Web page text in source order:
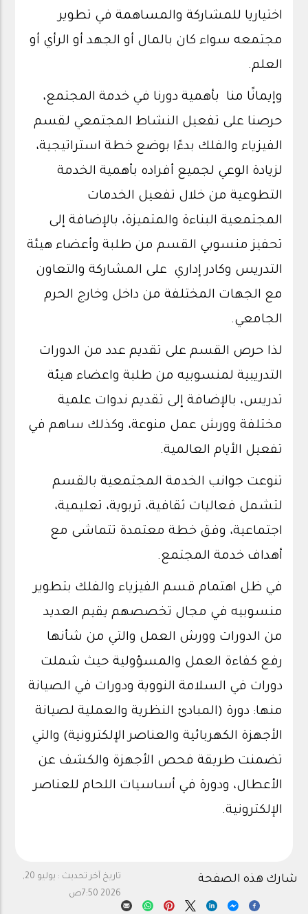
اختياريا للمشاركة والمساهمة في تطوير
مجتمعه سواء كان بالمال أو الجهد أو الرأي أو
العلم.
وإيمانًا منا بأهمية دورنا في خدمة المجتمع،
حرصنا على تفعيل النشاط المجتمعي لقسم
الفيزياء والفلك بدءًا بوضع خطة استراتيجية،
لزيادة الوعي لجميع أفراده بأهمية الخدمة
التطوعية من خلال تفعيل الخدمات
المجتمعية البناءة والمتميزة، بالإضافة إلى
تحفيز منسوبي القسم من طلبة وأعضاء هيئة
التدريس وكادر إداري على المشاركة والتعاون
مع الجهات المختلفة من داخل وخارج الحرم
الجامعي.
لذا حرص القسم على تقديم عدد من الدورات
التدريبية لمنسوبيه من طلبة واعضاء هيئة
تدريس، بالإضافة إلى تقديم ندوات علمية
مختلفة وورش عمل منوعة، وكذلك ساهم في
تفعيل الأيام العالمية.
تنوعت جوانب الخدمة المجتمعية بالقسم
لتشمل فعاليات ثقافية، تربوية، تعليمية،
اجتماعية، وفق خطة معتمدة تتماشى مع
أهداف خدمة المجتمع.
في ظل اهتمام قسم الفيزياء والفلك بتطوير
منسوبيه في مجال تخصصهم يقيم العديد
من الدورات وورش العمل والتي من شأنها
رفع كفاءة العمل والمسؤولية حيث شملت
دورات في السلامة النووية ودورات في الصيانة
منها: دورة (المبادئ النظرية والعملية لصيانة
الأجهزة الكهربائية والعناصر الإلكترونية) والتي
تضمنت طريقة فحص الأجهزة والكشف عن
الأعطال، ودورة في أساسيات اللحام للعناصر
الإلكترونية.
تاريخ آخر تحديث :
يوليو 20,
2026 7:50ص
شارك هذه الصفحة